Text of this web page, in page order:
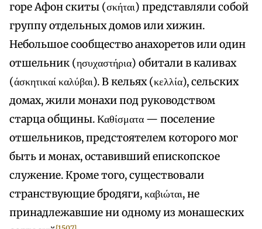
горе Афон скиты (σκήται) представляли собой
группу отдельных домов или хижин.
Небольшое сообщество анахоретов или один
отшельник (ησυχαστήρια) обитали в каливах
(άσκητικαί καλύβαι). В кельях (κελλία), сельских
домах, жили монахи под руководством
старца общины. Καθίσματα — поселение
отшельников, предстоятелем которого мог
быть и монах, оставивший епископское
служение. Кроме того, существовали
странствующие бродяги, καβιώται, не
принадлежавшие ни одному из монашеских